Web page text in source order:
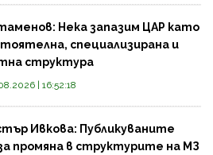
Нека запазим ЦАР като
специализирана и
структура
| 16:52:18
Ивкова: Публикуваните
промяна в структурите на МЗ